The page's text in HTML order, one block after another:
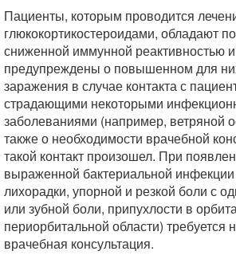
Пациенты, которым проводится
глюкокортикостероидами, обладают
сниженной иммунной реактивностью
предупреждены о повышенном для
заражения в случае контакта с
страдающими некоторыми
заболеваниями (например, ветряной
также о необходимости врачебной
такой контакт произошел. При
выраженной бактериальной
лихорадки, упорной и резкой боли с
или зубной боли, припухлости в
периорбитальной области) требуется
врачебная консультация.